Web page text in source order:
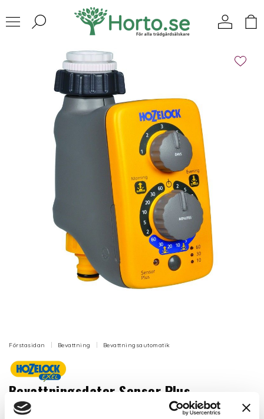
Förstasidan Bevattning Bevattningsautomatik
Bevattningsdator Sensor Plus
Elektronisk bevattningskontroll med sensor som